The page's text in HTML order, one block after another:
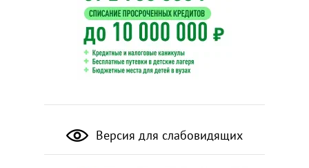
Версия для слабовидящих